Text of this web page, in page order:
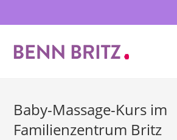
Inhalt
Baby-Massage-Kurs im
Familienzentrum Britz